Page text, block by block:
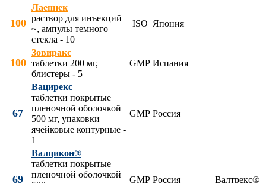
100
Лаеннек
раствор для инъекций
~, ампулы темного
стекла - 10
ISO Япония
100
Зовиракс
таблетки 200 мг,
блистеры - 5
GMP Испания
67
Вацирекс
таблетки покрытые
пленочной оболочкой
500 мг, упаковки
ячейковые контурные -
1
GMP Россия
69
Валцикон®
таблетки покрытые
пленочной оболочкой
GMP Россия Валтрекс®